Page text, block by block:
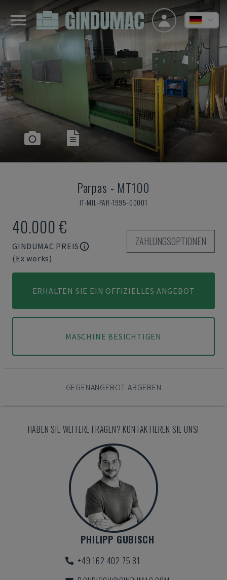
Parpas - MT100
IT-MIL-PAR-1995-00001
40.000 €
GINDUMAC PREIS
(Ex works)
ZAHLUNGSOPTIONEN
ERHALTEN SIE EIN OFFIZIELLES ANGEBOT
MASCHINE BESICHTIGEN
GEGENANGEBOT ABGEBEN
HABEN SIE WEITERE FRAGEN? KONTAKTIEREN SIE UNS!
PHILIPP GUBISCH
+49 162 402 75 81